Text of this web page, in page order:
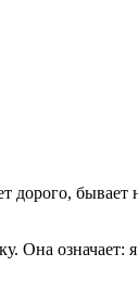
дорого,
Она означает: